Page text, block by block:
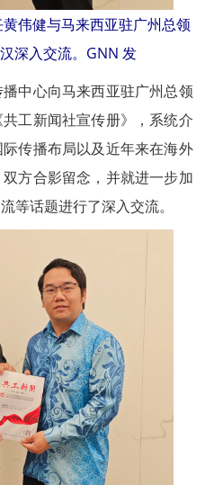
伟健与马来西亚驻广州总领
深入交流。GNN 发
中心向马来西亚驻广州总领
共工新闻社宣传册》，系统介
传播布局以及近年来在海外
方合影留念，并就进一步加
等话题进行了深入交流。